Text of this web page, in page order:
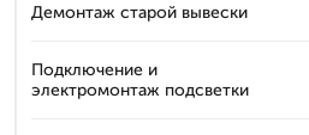
Демонтаж старой вывески
Подключение и
электромонтаж подсветки